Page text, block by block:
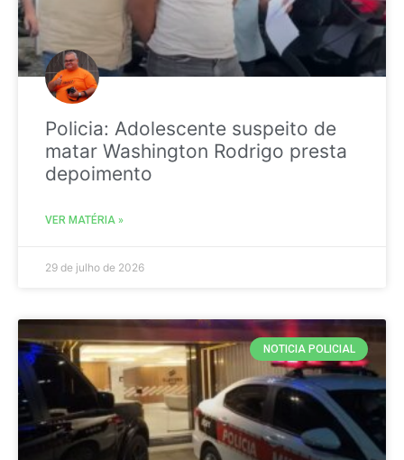
Policia: Adolescente suspeito de
matar Washington Rodrigo presta
depoimento
VER MATÉRIA »
29 de julho de 2026
NOTICIA POLICIAL